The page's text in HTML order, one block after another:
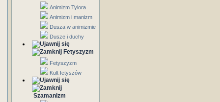
Animizm Tylora
Animizm i manizm
Dusza w animizmie
Dusze i duchy
Fetyszyzm
Fetyszyzm
Kult fetyszów
Szamanizm